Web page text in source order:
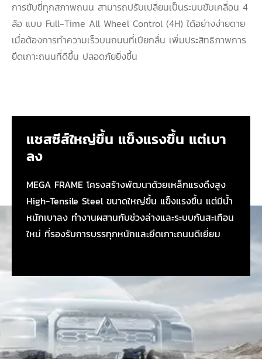
การขับขี่ทุกสภาพถนน สามารถปรับเปลี่ยนเป็นระบบขับเคลื่อน 4
ล้อ แบบ Full-Time All Wheel Control (4H) ได้อย่างง่ายดาย
เมื่อต้องการทำความเร็วบนถนนที่เปียกลื่น เพิ่มประสิทธิภาพการ
ยึดเกาะถนนที่ดีขึ้น ปลอดภัยยิ่งขึ้น
แชสซีส์ใหญ่ขึ้น แข็งแรงขึ้น แต่เบา
ลง
MEGA FRAME โครงสร้างพัฒนาด้วยเหล็กแรงดึงสูง
High-Tensile Steel ขนาดใหญ่ขึ้น แข็งแรงขึ้น แต่มีน้ำ
หนักเบาลง ทำงานผสานกับช่วงล่างและระบบกันสะเทือน
ใหม่ ที่รองรับการบรรทุกหนักและยึดเกาะถนนดีเยี่ยม